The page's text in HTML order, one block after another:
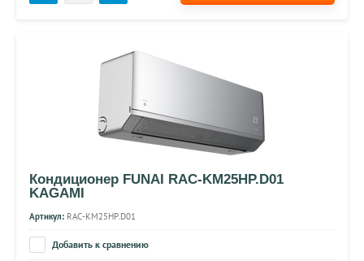
Кондиционер FUNAI RAC-KM25HP.D01
KAGAMI
Артикул: RAC-KM25HP.D01
Добавить к сравнению